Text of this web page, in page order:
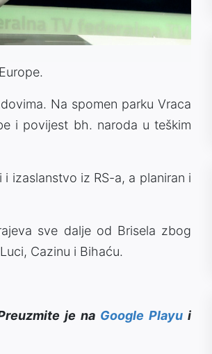
Na spomen parku Vraca
i povijest bh. naroda u teškim
izaslanstvo iz RS-a, a planiran i
sve dalje od Brisela zbog
Cazinu i Bihaću.
je na Google Playui